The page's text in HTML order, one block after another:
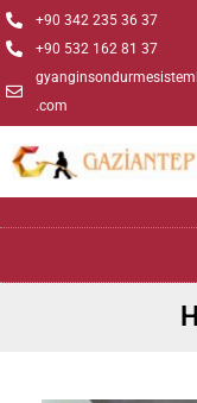
+90 342 235 36 37
+90 532 162 81 37
.com